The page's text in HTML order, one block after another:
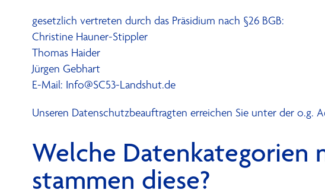
gesetzlich vertreten durch das Präsidium nach §26 BGB:
Christine Hauner-Stippler
Thomas Haider
Jürgen Gebhart
E-Mail: Info@SC53-Landshut.de
Unseren Datenschutzbeauftragten erreichen Sie unter der o.g.
Welche Datenkategorien
stammen diese?